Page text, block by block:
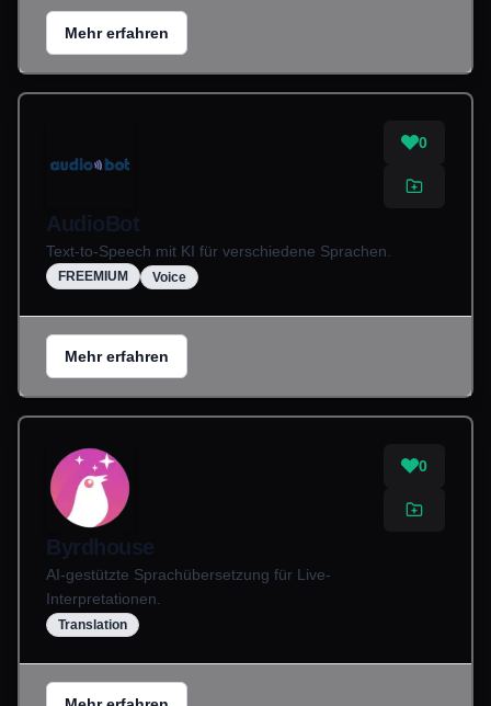
Mehr erfahren
0
AudioBot
Text-to-Speech mit KI für verschiedene Sprachen.
FREEMIUM Voice
Mehr erfahren
0
Byrdhouse
AI-gestützte Sprachübersetzung für Live-
Interpretationen.
Translation